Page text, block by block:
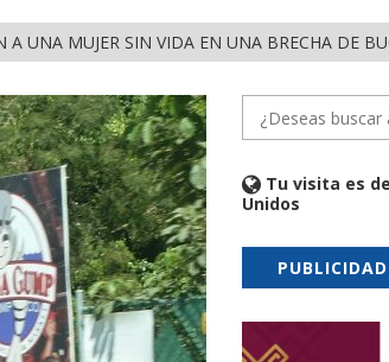
A UNA MUJER SIN VIDA EN UNA BRECHA DE
Tu visita es
Unidos
PUBLICIDAD